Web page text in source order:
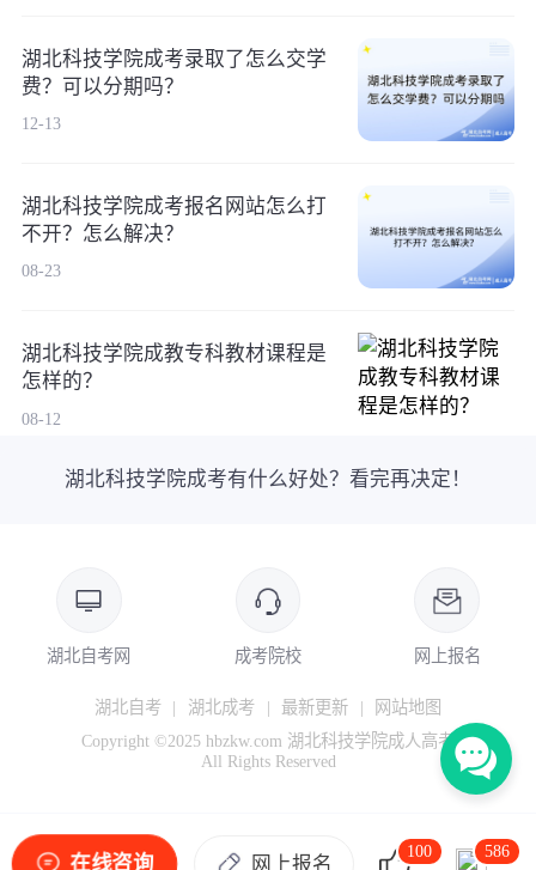
湖北科技学院成考录取了怎么交学
费？可以分期吗？
12-13
湖北科技学院成考报名网站怎么打
不开？怎么解决？
08-23
湖北科技学院成教专科教材课程是
怎样的？
08-12
湖北科技学院成考有什么好处？看完再决定！
湖北自考网 成考院校 网上报名
湖北自考 | 湖北成考 | 最新更新 |
网站地图
Copyright ©2025 hbzkw.com 湖北科技学院成人高考
All Rights Reserved
在线咨询 网上报名
100 586